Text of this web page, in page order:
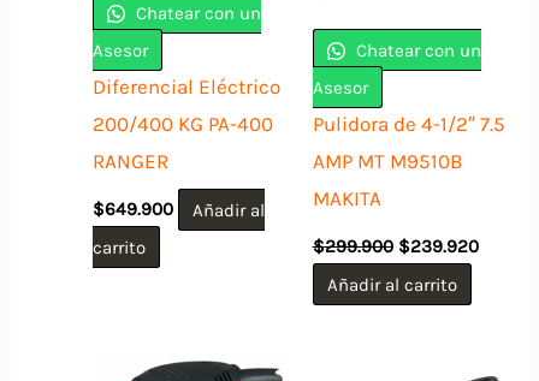
Chatear con un
Asesor
Diferencial Eléctrico
200/400 KG PA-400
RANGER
$649.900
Añadir al
carrito
Chatear con un
Asesor
Pulidora de 4-1/2″ 7.5
AMP MT M9510B
MAKITA
$299.900 El
precio
original
era:
$239.920El
precio
Añadir al carrito